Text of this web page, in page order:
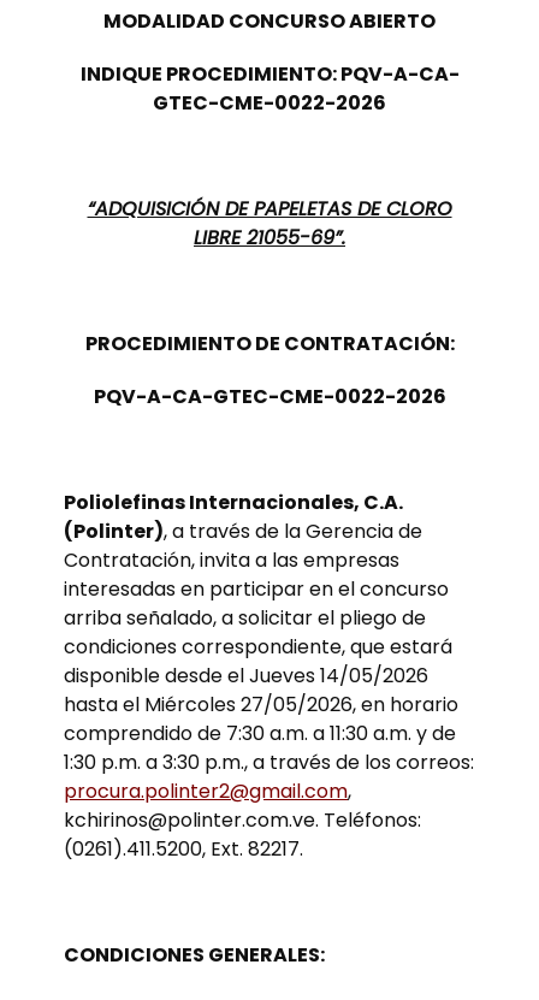
MODALIDAD CONCURSO ABIERTO
INDIQUE PROCEDIMIENTO: PQV-A-CA-
GTEC-CME-0022-2026
“ADQUISICIÓN DE PAPELETAS DE CLORO
LIBRE 21055-69”.
PROCEDIMIENTO DE CONTRATACIÓN:
PQV-A-CA-GTEC-CME-0022-2026
Poliolefinas Internacionales, C.A.
(Polinter), a través de la Gerencia de
Contratación, invita a las empresas
interesadas en participar en el concurso
arriba señalado, a solicitar el pliego de
condiciones correspondiente, que estará
disponible desde el Jueves 14/05/2026
hasta el Miércoles 27/05/2026, en horario
comprendido de 7:30 a.m. a 11:30 a.m. y de
1:30 p.m. a 3:30 p.m., a través de los correos:
procura.polinter2@gmail.com,
kchirinos@polinter.com.ve. Teléfonos:
(0261).411.5200, Ext. 82217.
CONDICIONES GENERALES: